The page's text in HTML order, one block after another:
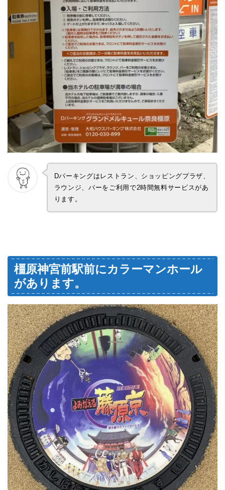
Dパーキングはレストラン、ショッピングプラザ、
ラウンジ、バーをご利用で2時間無料サービスがあ
ります。
橿原神宮前駅前にカラーマンホール
があります。